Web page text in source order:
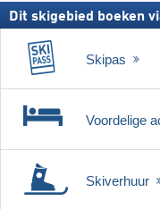
Dit skigebied boeken
Skipas
Voordelige
Skiverhuur